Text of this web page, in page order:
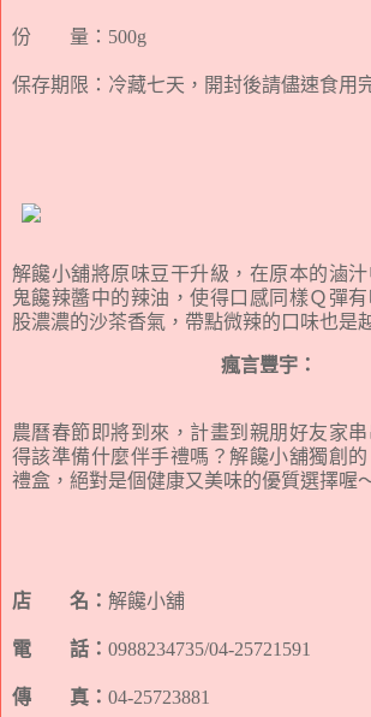
份 量：500g
保存期限：冷藏七天，開封後請儘速食用
解饞小舖將原味豆干升級，在原本的滷
鬼饞辣醬中的辣油，使得口感同樣Ｑ彈
股濃濃的沙茶香氣，帶點微辣的口味也是
瘋言豐宇：
農曆春節即將到來，計畫到親朋好友家
得該準備什麼伴手禮嗎？解饞小舖獨創
禮盒，絕對是個健康又美味的優質選擇喔
店 名： 解饞小舖
電 話： 0988234735/04-25721591
傳 真： 04-25723881